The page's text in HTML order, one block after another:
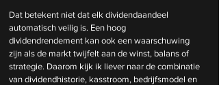
Dat betekent niet dat elk dividendaandeel
automatisch veilig is. Een hoog
dividendrendement kan ook een waarschuwing
zijn als de markt twijfelt aan de winst, balans of
strategie. Daarom kijk ik liever naar de combinatie
van dividendhistorie, kasstroom, bedrijfsmodel en